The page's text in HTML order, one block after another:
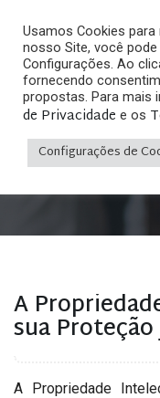
Home»Posts
A
sua
A Propriedade
Usamos Cookies
nosso Site, você
Configurações. Ao
fornecendo
propostas. Para mais
de Privacidade e os
Configurações de